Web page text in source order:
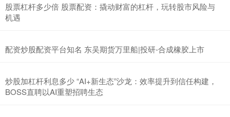
股票杠杆多少倍 股票配资：撬动财富的杠杆，玩转股市风险与
机遇
配资炒股配资平台知名 东吴期货万里船|投研-合成橡胶上市
炒股加杠杆利息多少 “AI+新生态”沙龙：效率提升到信任构建，
BOSS直聘以AI重塑招聘生态